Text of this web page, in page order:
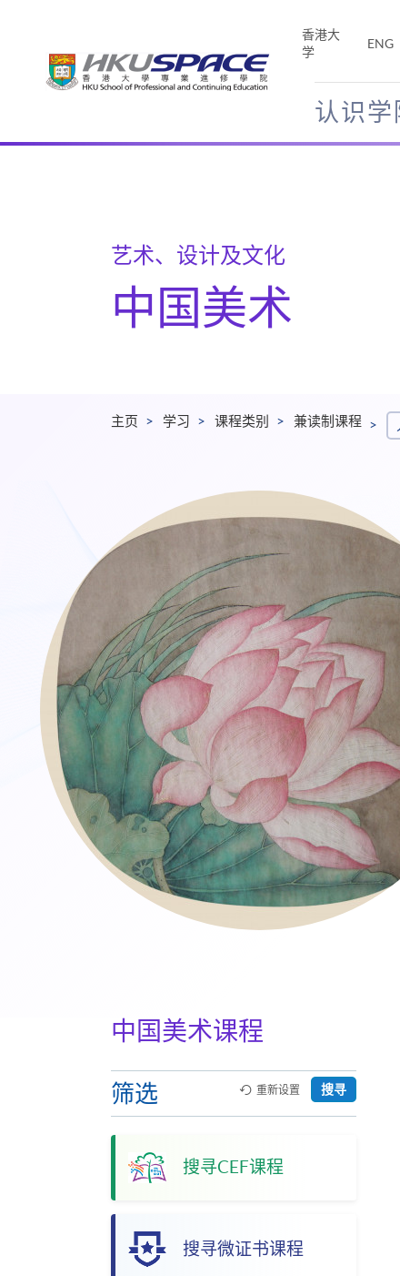
香港大
学
ENG
认识学
Main
艺术、设计及文化
中国美术
主页 学习 课程类别 兼读制课程
中国美术课程
筛选
搜寻CEF课程
搜寻微证书课程
重新设置 搜寻